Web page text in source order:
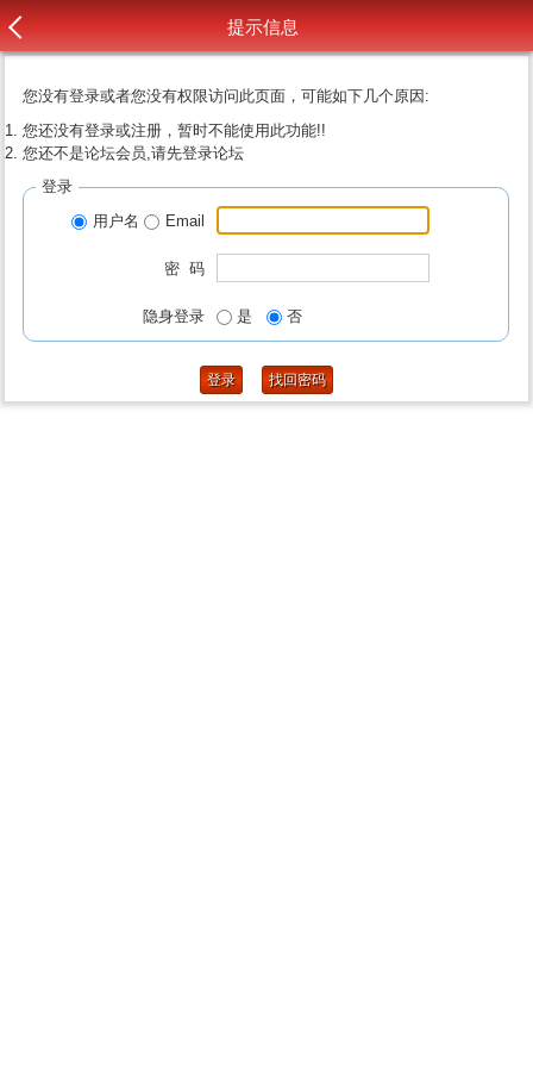
提示信息
您没有登录或者您没有权限访问此页面，可能如下几个原因:
您还没有登录或注册，暂时不能使用此功能!!
您还不是论坛会员,请先登录论坛
登录
用户名
Email
密 码
隐身登录 是 否